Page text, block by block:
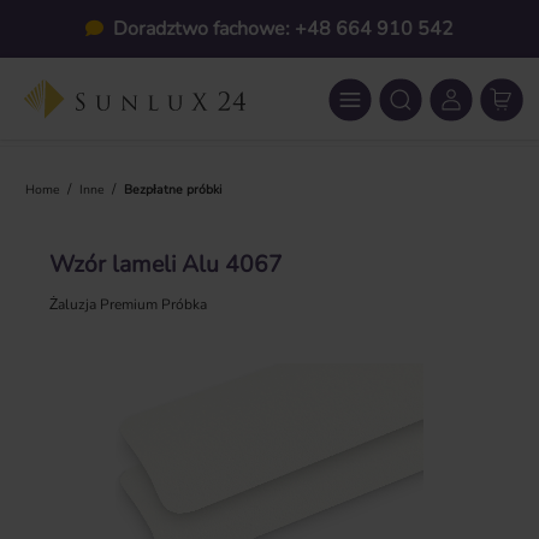
Przejdź do głównej zawartościDoradztwo fachowe: +48 664 910 542
Home / Inne / Bezpłatne próbki
Wzór lameli Alu 4067
Żaluzja Premium Próbka